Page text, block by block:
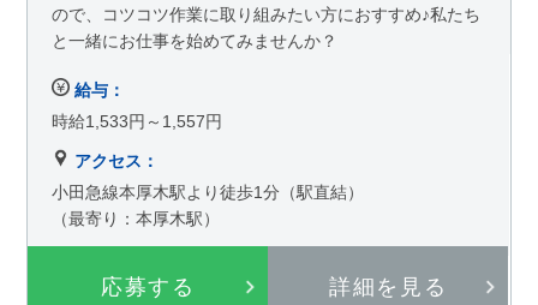
応募する 詳細を見る
ので、コツコツ作業に取り組みたい方におすすめ♪私たち
と一緒にお仕事を始めてみませんか？
給与：
時給1,533円～1,557円
アクセス：
小田急線本厚木駅より徒歩1分（駅直結）
（最寄り：本厚木駅）